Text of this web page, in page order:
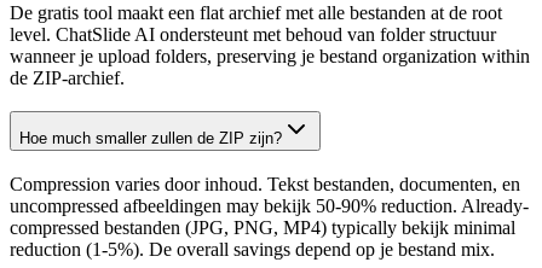
De gratis tool maakt een flat archief met alle bestanden at de root
level. ChatSlide AI ondersteunt met behoud van folder structuur
wanneer je upload folders, preserving je bestand organization within
de ZIP-archief.
Hoe much smaller zullen de ZIP zijn?
Compression varies door inhoud. Tekst bestanden, documenten, en
uncompressed afbeeldingen may bekijk 50-90% reduction. Already-
compressed bestanden (JPG, PNG, MP4) typically bekijk minimal
reduction (1-5%). De overall savings depend op je bestand mix.